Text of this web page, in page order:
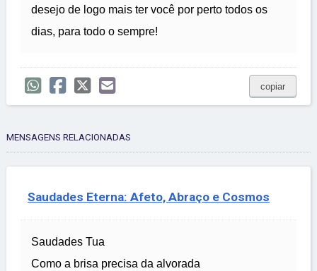
desejo de logo mais ter você por perto todos os
dias, para todo o sempre!
copiar
MENSAGENS RELACIONADAS
Saudades Eterna: Afeto, Abraço e Cosmos
Saudades Tua
Como a brisa precisa da alvorada